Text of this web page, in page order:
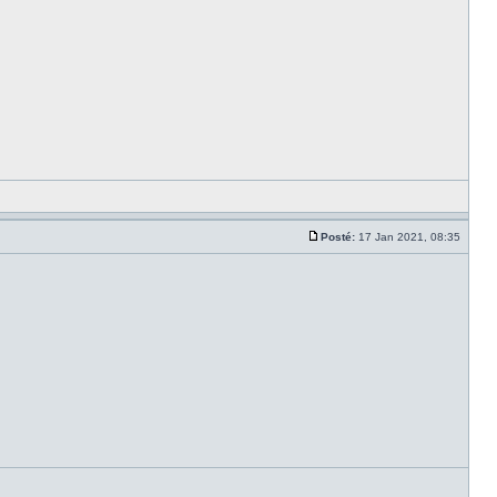
Posté: 17 Jan 2021, 08:35